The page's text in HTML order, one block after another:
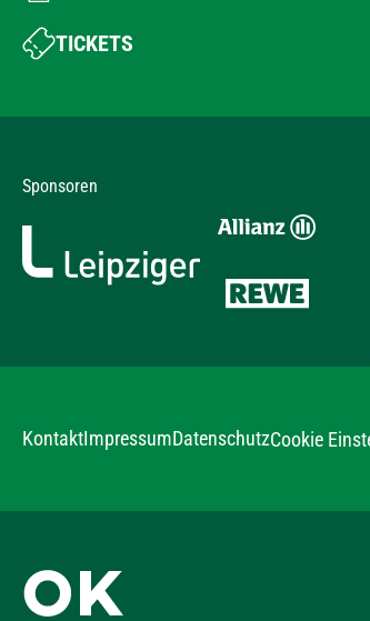
TICKETS
Sponsoren
KontaktImpressumDatenschutzCookie